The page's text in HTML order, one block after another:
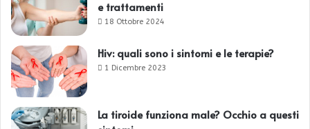
e trattamenti
18 Ottobre 2024
Hiv: quali sono i sintomi e le terapie?
1 Dicembre 2023
La tiroide funziona male? Occhio a questi